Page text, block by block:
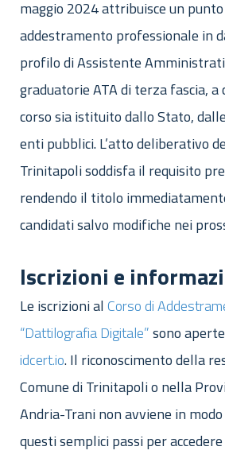
maggio 2024 attribuisce un
addestramento professionale in
profilo di Assistente
graduatorie ATA di terza fascia, a
corso sia istituito dallo Stato,
enti pubblici. L’atto deliberativo
Trinitapoli soddisfa il requisito
rendendo il titolo
candidati salvo modifiche nei
Iscrizioni e
Le iscrizioni alCorso di
“Dattilografia Digitale”sono
idcert.io. Il riconoscimento della
Comune di Trinitapoli o nella
Andria-Trani non avviene in
questi semplici passi per